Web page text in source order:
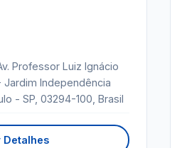
Professor Luiz Ignácio
Jardim Independência
- SP, 03294-100, Brasil
Detalhes